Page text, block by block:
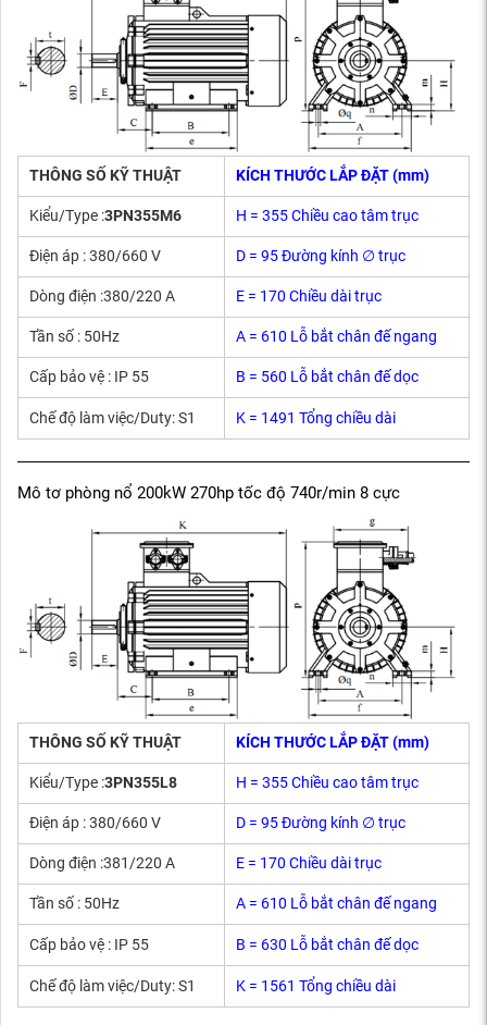
THÔNG SỐ KỸ THUẬT KÍCH THƯỚC LẮP ĐẶT (mm)
Kiểu/Type :3PN355M6 H = 355 Chiều cao tâm trục
Điện áp : 380/660 V D = 95 Đường kính ∅ trục
Dòng điện :380/220 A E = 170 Chiều dài trục
Tần số : 50Hz A = 610 Lỗ bắt chân đế ngang
Cấp bảo vệ : IP 55 B = 560 Lỗ bắt chân đế dọc
Chế độ làm việc/Duty: S1 K = 1491 Tổng chiều dài
Mô tơ phòng nổ 200kW 270hp tốc độ 740r/min 8 cực
THÔNG SỐ KỸ THUẬT KÍCH THƯỚC LẮP ĐẶT (mm)
Kiểu/Type :3PN355L8 H = 355 Chiều cao tâm trục
Điện áp : 380/660 V D = 95 Đường kính ∅ trục
Dòng điện :381/220 A E = 170 Chiều dài trục
Tần số : 50Hz A = 610 Lỗ bắt chân đế ngang
Cấp bảo vệ : IP 55 B = 630 Lỗ bắt chân đế dọc
Chế độ làm việc/Duty: S1 K = 1561 Tổng chiều dài